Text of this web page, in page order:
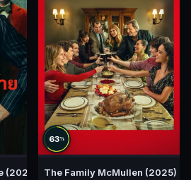
(2025) แผนลับซ่อนร้าย
63%
The Family McMullen (2025) ค